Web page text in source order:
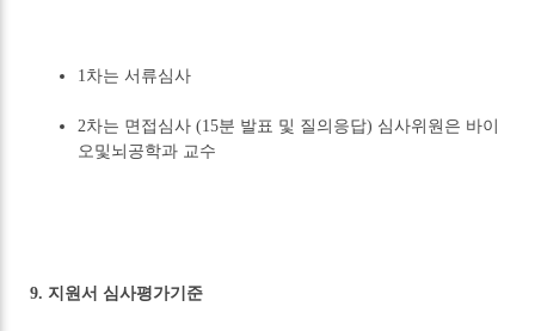
1차는 서류심사
2차는 면접심사 (15분 발표 및 질의응답) 심사위원은 바이
오및뇌공학과 교수
9. 지원서 심사평가기준